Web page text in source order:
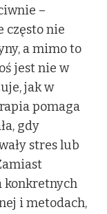
–
często nie
a mimo to
jest nie w
jak w
pomaga
gdy
stres lub
konkretnych
i metodach,